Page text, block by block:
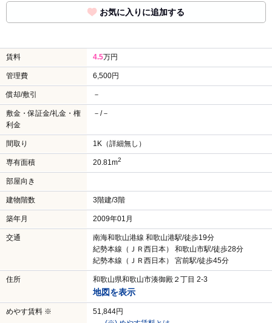
お気に入りに追加する
賃料 4.5万円
管理費 6,500円
償却/敷引 －
敷金・保証金/礼金・権
利金
－/－
間取り 1K（詳細無し）
専有面積 20.81m2
部屋向き
建物階数 3階建/3階
築年月 2009年01月
交通
南海和歌山港線 和歌山港駅/徒歩19分
紀勢本線（ＪＲ西日本） 和歌山市駅/徒歩28分
紀勢本線（ＪＲ西日本） 宮前駅/徒歩45分
住所 和歌山県和歌山市湊御殿２丁目 2-3
地図を表示
めやす賃料 ※
51,844円